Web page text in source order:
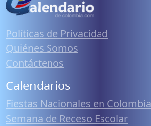
Políticas de Privacidad
Quiénes Somos
Contáctenos
Calendarios
Fiestas Nacionales en Colombia
Semana de Receso Escolar